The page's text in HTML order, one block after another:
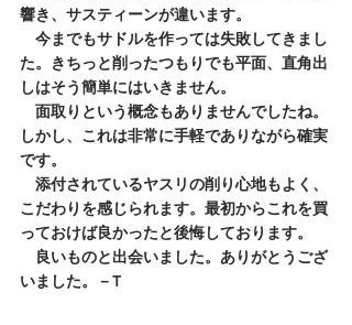
響き、サスティーンが違います。
今までもサドルを作っては失敗してきまし
た。きちっと削ったつもりでも平面、直角出
しはそう簡単にはいきません。
面取りという概念もありませんでしたね。
しかし、これは非常に手軽でありながら確実
です。
添付されているヤスリの削り心地もよく、
こだわりを感じられます。最初からこれを買
っておけば良かったと後悔しております。
良いものと出会いました。ありがとうござ
いました。－T